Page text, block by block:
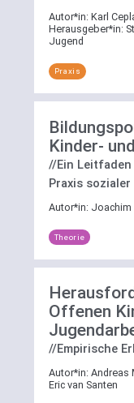
Autor*in: Karl
Herausgeber*in:
Jugend
Praxis
Kinder-
//Ein
Praxis
Autor*in: Joachim
Theorie
Offenen
//Empirische
Autor*in: Andreas
Eric van Santen